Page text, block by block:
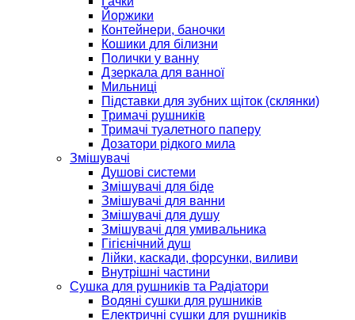
Йоржики
Контейнери, баночки
Кошики для білизни
Полички у ванну
Дзеркала для ванної
Мильниці
Підставки для зубних щіток (склянки)
Тримачі рушників
Тримачі туалетного паперу
Дозатори рідкого мила
Змішувачі
Душові системи
Змішувачі для біде
Змішувачі для ванни
Змішувачі для душу
Змішувачі для умивальника
Гігієнічний душ
Лійки, каскади, форсунки, виливи
Внутрішні частини
Сушка для рушників та Радіатори
Водяні сушки для рушників
Електричні сушки для рушників